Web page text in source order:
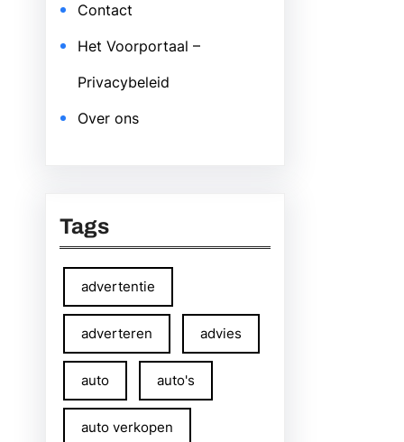
Contact
Het Voorportaal –
Privacybeleid
Over ons
Tags
advertentie
adverteren advies
auto auto's
auto verkopen